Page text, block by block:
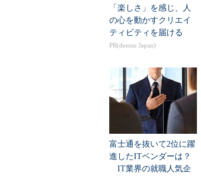
（例）
SQL> startup
ORACLEインスタンスが
ORA-00205: 制御フ
・REDOログファイ
REDOログファイル
オープンし操作が可
いる場合、制御ファ
状態となります。従
「楽しさ」を感じ、人
の心を動かすクリエイ
ティビティを届ける
PR(dentsu Japan)
富士通を抜いて2位に躍
進したITベンダーは？
IT業界の就職人気企